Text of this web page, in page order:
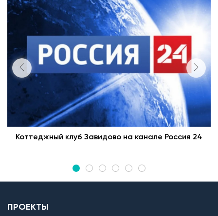
Коттеджный клуб Завидово на канале Россия 24
ПРОЕКТЫ